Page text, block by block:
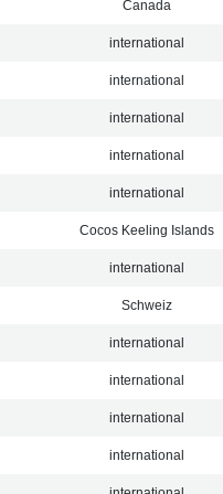
Canada
international
international
international
international
international
Cocos Keeling Islands
international
Schweiz
international
international
international
international